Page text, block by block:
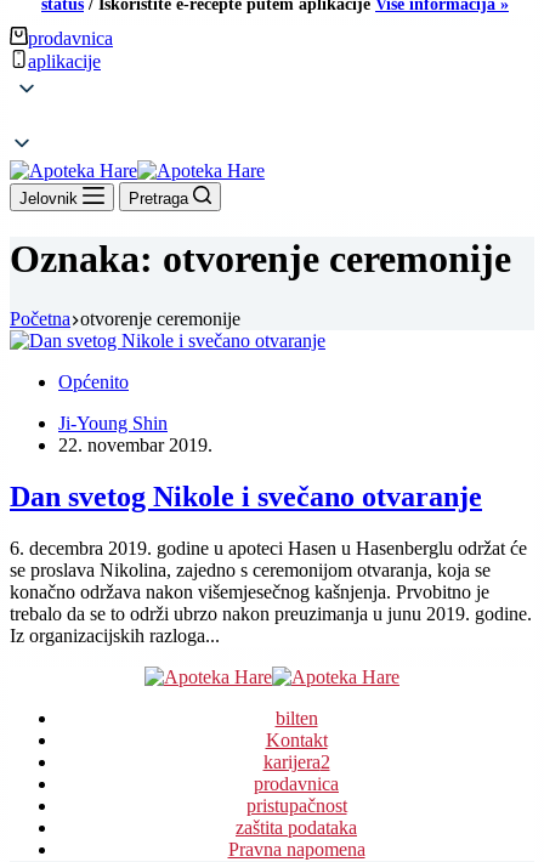
status / Iskoristite e-recepte putem aplikacije Više informacija »
prodavnica
aplikacije
Jelovnik Pretraga
Oznaka: otvorenje ceremonije
Početna otvorenje ceremonije
Općenito
Ji-Young Shin
22. novembar 2019.
Dan svetog Nikole i svečano otvaranje
6. decembra 2019. godine u apoteci Hasen u Hasenberglu održat će
se proslava Nikolina, zajedno s ceremonijom otvaranja, koja se
konačno održava nakon višemjesečnog kašnjenja. Prvobitno je
trebalo da se to održi ubrzo nakon preuzimanja u junu 2019. godine.
Iz organizacijskih razloga...
bilten
Kontakt
karijera2
prodavnica
pristupačnost
zaštita podataka
Pravna napomena